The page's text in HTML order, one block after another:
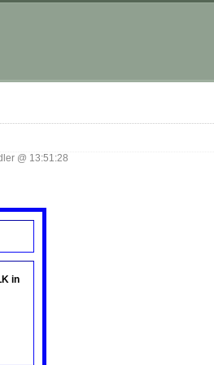
@ 13:51:28
in